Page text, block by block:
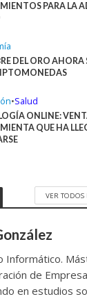
PARA LA
DEL ORO AHORA
•Salud
ONLINE:
QUE HA
VER TODOS
Informático.
de
en estudios